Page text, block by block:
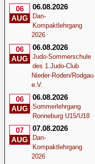
06
AUG
06.08.2026
Dan-
Kompaktlehrgang
2026
06
AUG
06.08.2026
Judo-Sommerschule
des 1.Judo-Club
Nieder-Roden/Rodgau
e.V.
06
AUG
06.08.2026
Sommerlehrgang
Ronneburg U15/U18
07
AUG
07.08.2026
Dan-
Kompaktlehrgang
2026